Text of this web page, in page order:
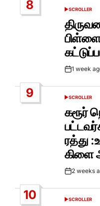
8
POSTED
SCROLLER
Post1 week
9
POSTED
SCROLLER
கரூர்
ரத்து
கிளை
Post2 weeks
10
POSTED
SCROLLER